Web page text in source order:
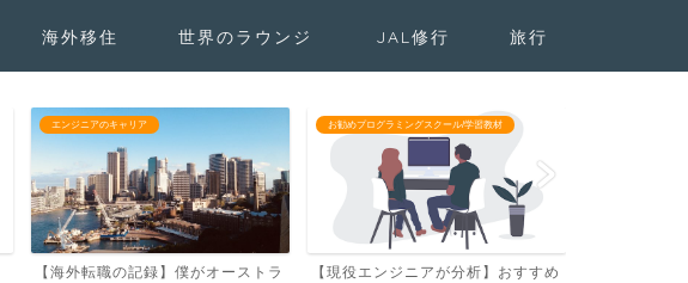
海外移住 世界のラウンジ JAL修行 旅行
エンジニアのキャリア
【海外転職の記録】僕がオーストラ
お勧めプログラミングスクール/学習教材
【現役エンジニアが分析】おすすめ